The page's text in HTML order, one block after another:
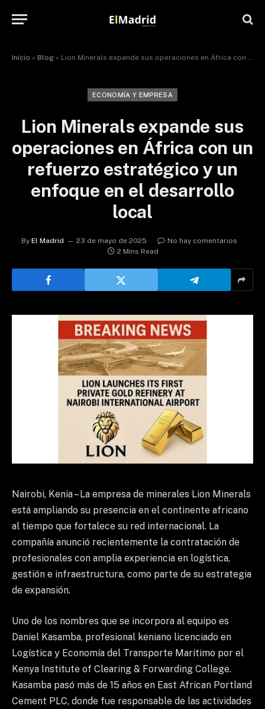
Início » Blog » Lion Minerals expande sus operaciones en África con un refuerzo estratégico y un enfoque en el desarrollo local
ECONOMÍA Y EMPRESA
Lion Minerals expande sus
operaciones en África con un
refuerzo estratégico y un
enfoque en el desarrollo
local
By El Madrid 23 de mayo de 2025
No hay comentarios
2 Mins Read
Nairobi, Kenia – La empresa de minerales Lion Minerals
está ampliando su presencia en el continente africano
al tiempo que fortalece su red internacional. La
compañía anunció recientemente la contratación de
profesionales con amplia experiencia en logística,
gestión e infraestructura, como parte de su estrategia
de expansión.
Uno de los nombres que se incorpora al equipo es
Daniel Kasamba, profesional keniano licenciado en
Logística y Economía del Transporte Marítimo por el
Kenya Institute of Clearing & Forwarding College.
Kasamba pasó más de 15 años en East African Portland
Cement PLC, donde fue responsable de las actividades